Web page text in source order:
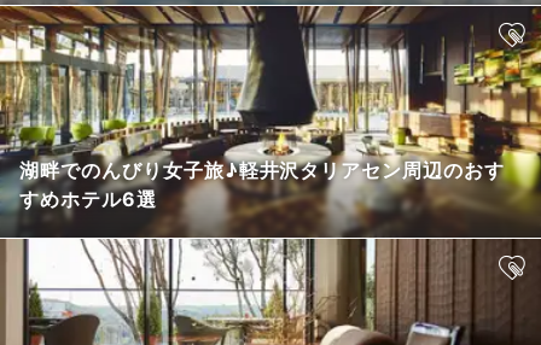
湖畔でのんびり女子旅♪軽井沢タリアセン周辺のおす
すめホテル6選